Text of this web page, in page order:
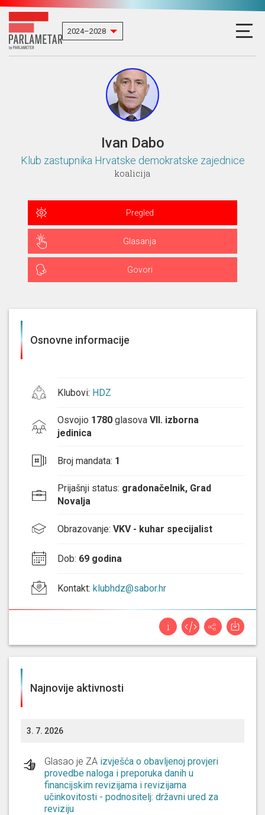
Ivan Dabo
Klub zastupnika Hrvatske demokratske zajednice
koalicija
Pregled
Glasanja
Govori
Osnovne informacije
Klubovi: HDZ
Osvojio 1780 glasova VII. izborna
jedinica
Broj mandata: 1
Prijašnji status: gradonačelnik, Grad
Novalja
Obrazovanje: VKV - kuhar specijalist
Dob: 69 godina
Kontakt: klubhdz@sabor.hr
Najnovije aktivnosti
3. 7. 2026
Glasao je ZA izvješća o obavljenoj provjeri
provedbe naloga i preporuka danih u
financijskim revizijama i revizijama
učinkovitosti - podnositelj: državni ured za
reviziju